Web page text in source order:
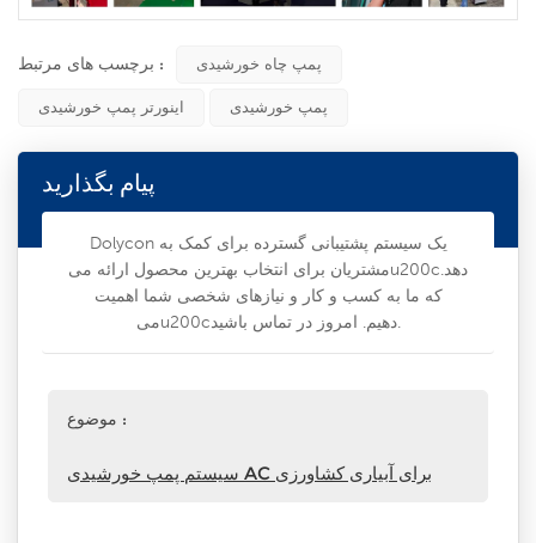
برچسب های مرتبط : پمپ چاه خورشیدی
اینورتر پمپ خورشیدی پمپ خورشیدی
پیام بگذارید
Dolycon یک سیستم پشتیبانی گسترده برای کمک به
مشتریان برای انتخاب بهترین محصول ارائه میu200cدهد.
که ما به کسب و کار و نیازهای شخصی شما اهمیت
میu200cدهیم. امروز در تماس باشید.
موضوع :
سیستم پمپ خورشیدی AC برای آبیاری کشاورزی